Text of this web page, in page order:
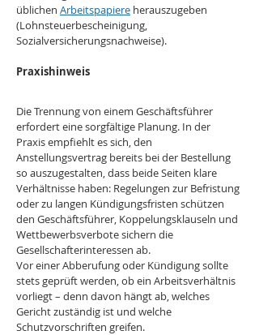
üblichen Arbeitspapiere herauszugeben
(Lohnsteuerbescheinigung,
Sozialversicherungsnachweise).
Praxishinweis
Die Trennung von einem Geschäftsführer
erfordert eine sorgfältige Planung. In der
Praxis empfiehlt es sich, den
Anstellungsvertrag bereits bei der Bestellung
so auszugestalten, dass beide Seiten klare
Verhältnisse haben: Regelungen zur Befristung
oder zu langen Kündigungsfristen schützen
den Geschäftsführer, Koppelungsklauseln und
Wettbewerbsverbote sichern die
Gesellschafterinteressen ab.
Vor einer Abberufung oder Kündigung sollte
stets geprüft werden, ob ein Arbeitsverhältnis
vorliegt – denn davon hängt ab, welches
Gericht zuständig ist und welche
Schutzvorschriften greifen.